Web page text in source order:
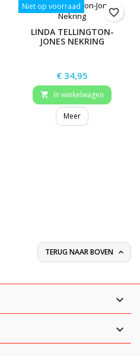
Niet op voorraad
LINDA TELLINGTON-
JONES NEKRING
Prijs
€ 34,95
 In winkelwagen
Meer
favorite_border
TERUG NAAR BOVEN 

